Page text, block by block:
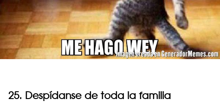
25. Despídanse de toda la familia